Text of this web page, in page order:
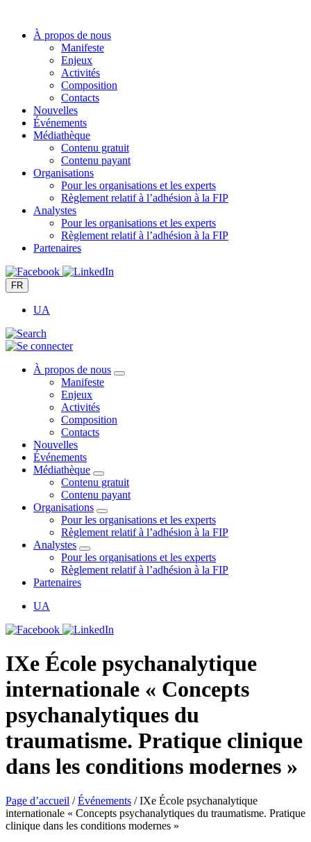
contenuÀ propos de nous
Manifeste
Enjeux
Activités
Composition
Contacts
Nouvelles
Événements
Médiathèque
Contenu gratuit
Contenu payant
Organisations
Pour les organisations et les experts
Règlement relatif à l’adhésion à la FIP
Analystes
Pour les organisations et les experts
Règlement relatif à l’adhésion à la FIP
Partenaires
FR
UA
À propos de nous
Manifeste
Enjeux
Activités
Composition
Contacts
Nouvelles
Événements
Médiathèque
Contenu gratuit
Contenu payant
Organisations
Pour les organisations et les experts
Règlement relatif à l’adhésion à la FIP
Analystes
Pour les organisations et les experts
Règlement relatif à l’adhésion à la FIP
Partenaires
UA
IXe École psychanalytique
internationale « Concepts
psychanalytiques du
traumatisme. Pratique clinique
dans les conditions modernes »
Page d’accueil /Événements /IXe École psychanalytique
internationale « Concepts psychanalytiques du traumatisme. Pratique
clinique dans les conditions modernes »